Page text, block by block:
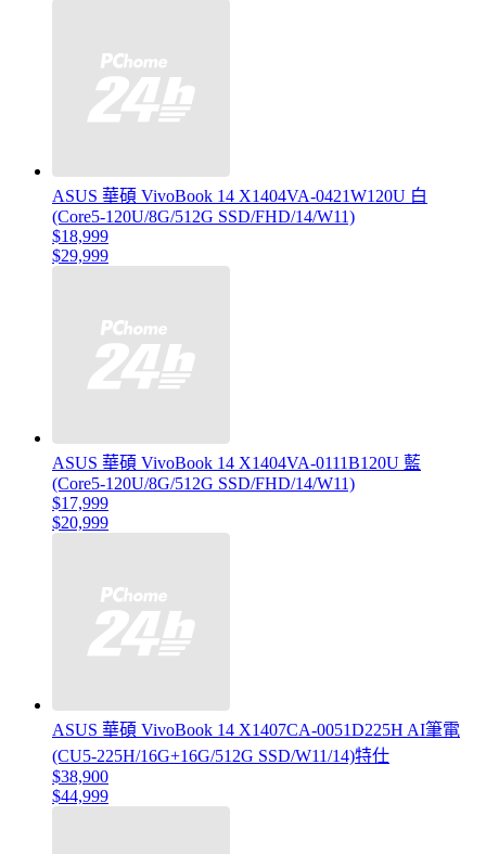
ASUS 華碩 VivoBook 14 X1404VA-0421W120U 白
(Core5-120U/8G/512G SSD/FHD/14/W11)
$18,999
$29,999
ASUS 華碩 VivoBook 14 X1404VA-0111B120U 藍
(Core5-120U/8G/512G SSD/FHD/14/W11)
$17,999
$20,999
ASUS 華碩 VivoBook 14 X1407CA-0051D225H AI筆電
(CU5-225H/16G+16G/512G SSD/W11/14)特仕
$38,900
$44,999